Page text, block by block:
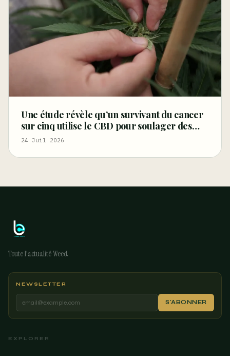
Une étude révèle qu’un survivant du cancer
sur cinq utilise le CBD pour soulager des
symptômes tels que la douleur, les troubles
Moment
24 Juil 2026
Toute l'actualité Weed
NEWSLETTER
S'ABONNER
EXPLORER